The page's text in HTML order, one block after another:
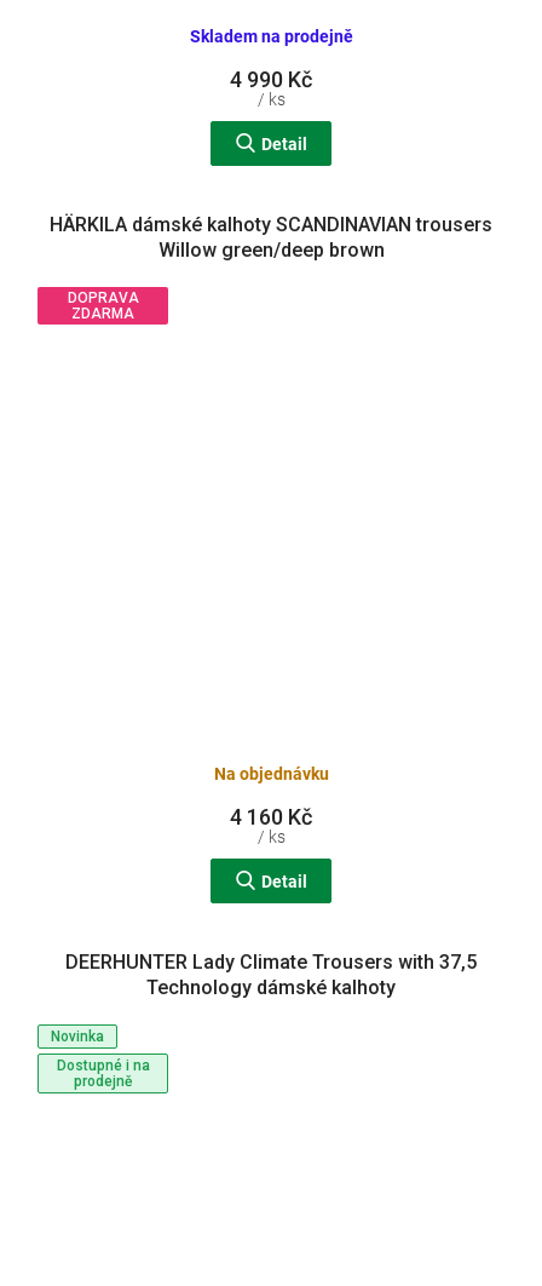
Skladem na prodejně
4 990 Kč
/ ks
Detail
DOPRAVA
ZDARMA
HÄRKILA dámské kalhoty SCANDINAVIAN trousers
Willow green/deep brown
Na objednávku
4 160 Kč
/ ks
Detail
Novinka
Dostupné i na
prodejně
DEERHUNTER Lady Climate Trousers with 37,5
Technology dámské kalhoty